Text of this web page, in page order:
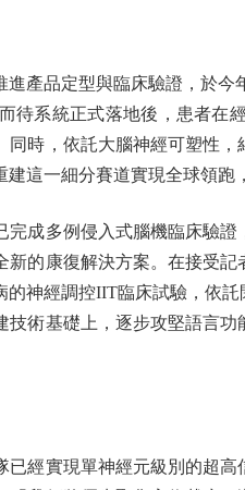
品定型與臨床驗證，於今
待系統正式落地後，患者
時，依託大腦神經可塑性
這一細分賽道實現全球領跑
多例侵入式腦機臨床驗證
的康復解決方案。在接受
神經調控IIT臨床試驗，依
術基礎上，逐步攻堅語言
實現單神經元級別的超高